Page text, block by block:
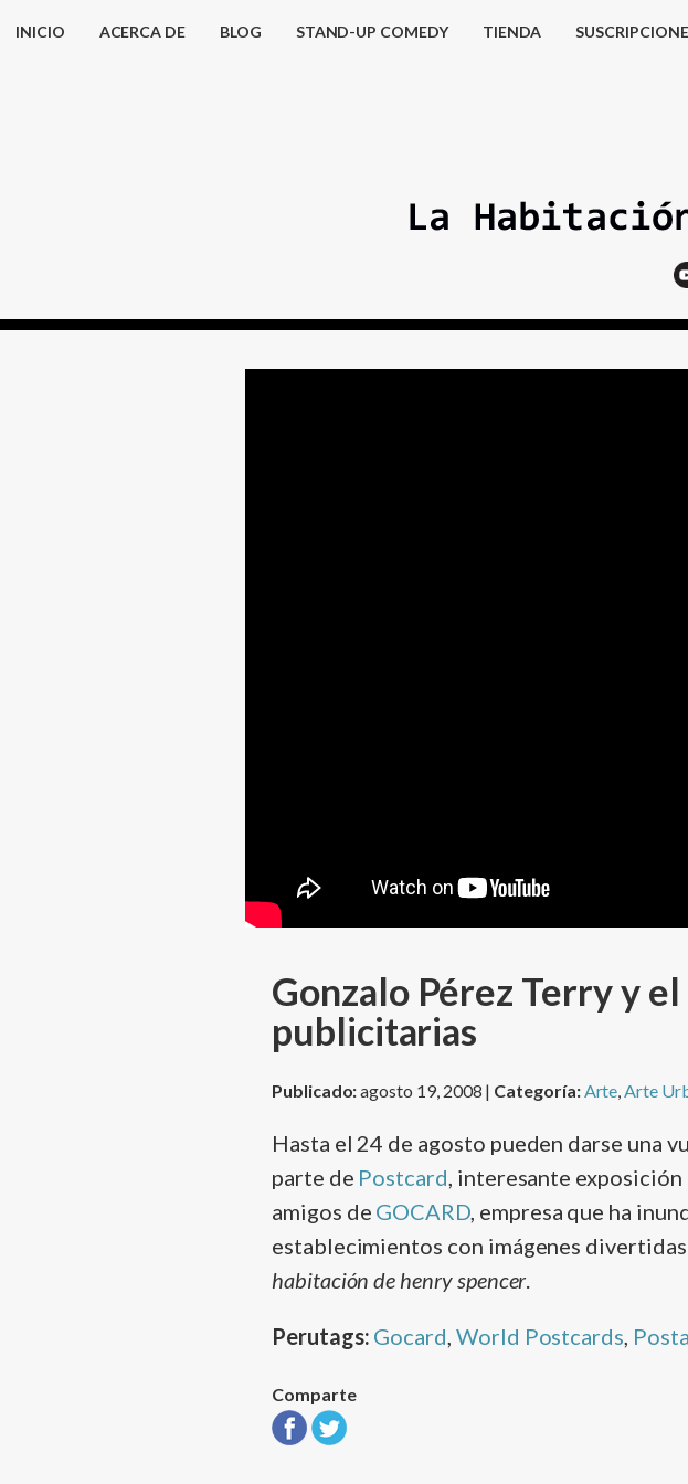
INICIO ACERCA DE BLOG STAND-UP COMEDY TIENDA
Gonzalo Pérez Terry y
publicitarias
Publicado:agosto 19, 2008 | Categoría:Arte,Arte
Hasta el 24 de agosto pueden darse una
parte de Postcard, interesante
amigos de GOCARD, empresa que ha
establecimientos con imágenes
habitación de henry spencer.
Perutags: Gocard, World Postcards,
Comparte